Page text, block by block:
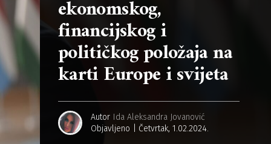
ekonomskog,
financijskog i
političkog položaja na
karti Europe i svijeta
Autor Ida Aleksandra Jovanović
Objavljeno
Četvrtak, 1.02.2024.